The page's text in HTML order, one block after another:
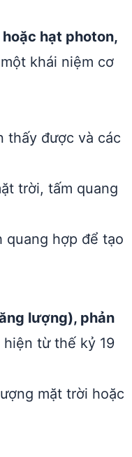
hạt photon,
khái niệm cơ
thấy được và các
trời, tấm quang
quang hợp để tạo
lượng), phản
hiện từ thế kỷ 19
mặt trời hoặc